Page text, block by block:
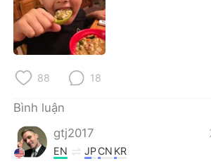
88 18
Bình luận
gtj2017
EN JPCN KR